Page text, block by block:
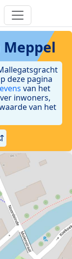
deze pagina
van het
inwoners,
van het